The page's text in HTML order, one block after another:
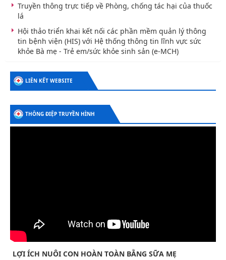
Truyền thông trực tiếp về Phòng, chống tác hại của thuốc
lá
Hội thảo triển khai kết nối các phần mềm quản lý thông
tin bệnh viện (HIS) với Hệ thống thông tin lĩnh vực sức
khỏe Bà mẹ - Trẻ em/sức khỏe sinh sản (e-MCH)
LIÊN KẾT WEBSITE
THÔNG ĐIỆP TRUYỀN HÌNH
LỢI ÍCH NUÔI CON HOÀN TOÀN BẰNG SỮA MẸ